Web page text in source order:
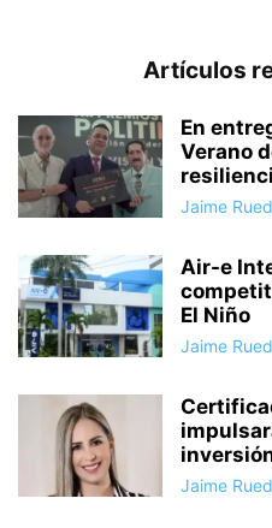
Artículos
En
Verano
Jaime
Air-e
El Niño
Jaime
Jaime